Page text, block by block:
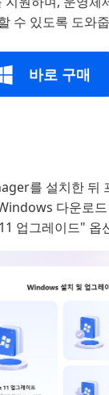
수 있도록 도와
바로 구매
를 설치한 뒤
다운로
업그레이드" 옵